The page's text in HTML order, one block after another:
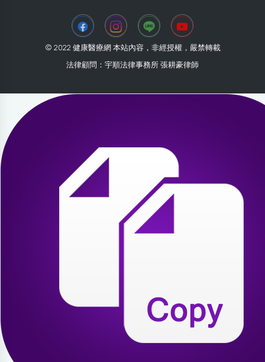
© 2022 健康醫療網 本站內容，非經授權，嚴禁轉載
法律顧問：宇順法律事務所 張耕豪律師